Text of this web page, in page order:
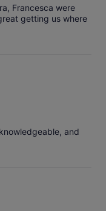
Francesca were
getting us where
and